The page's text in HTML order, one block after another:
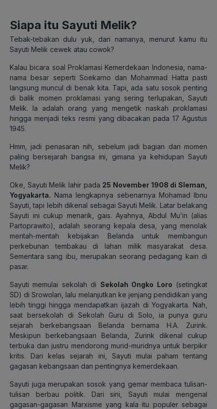
Siapa itu Sayuti Melik?
Tebak-tebakan dulu yuk, dari namanya, menurut kamu itu
Sayuti Melik cewek atau cowok?
Kalau bicara soal Proklamasi Kemerdekaan Indonesia, nama-
nama besar seperti Soekarno dan Mohammad Hatta pasti
langsung muncul di benak kita. Tapi, ada satu sosok penting
di balik momen proklamasi yang sering terlupakan, Sayuti
Melik. Ia adalah orang yang mengetik naskah proklamasi
hingga menjadi teks resmi yang dibacakan pada 17 Agustus
1945.
Hmm, jadi penasaran nih, sebelum jadi bagian dari momen
paling bersejarah bangsa ini, gimana ya kehidupan Sayuti
Melik?
Oke, Sayuti Melik lahir pada 25 November 1908 di Sleman,
Yogyakarta. Nama lengkapnya sebenarnya Mohamad Ibnu
Sayuti, tapi lebih dikenal sebagai Sayuti Melik. Latar belakang
Sayuti ini cukup menarik, gais. Ayahnya, Abdul Mu’in (alias
Partoprawito), adalah seorang kepala desa, yang menolak
mentah-mentah kebijakan Belanda untuk membangun
perkebunan tembakau di lahan milik masyarakat desa.
Sementara sang ibu, merupakan seorang pedagang kain di
pasar.
Sayuti memulai sekolah di Sekolah Ongko Loro (setingkat
SD) di Srowolan, lalu melanjutkan ke jenjang pendidikan yang
lebih tinggi hingga mendapatkan ijazah di Yogyakarta. Nah,
saat bersekolah di Sekolah Guru di Solo, ia punya guru
sejarah berkebangsaan Belanda bernama H.A. Zurink.
Meskipun berkebangsaan Belanda, Zurink dikenal cukup
terbuka dan justru mendorong murid-muridnya untuk berpikir
kritis. Dari kelas sejarah ini, Sayuti mulai paham tentang
gagasan kebangsaan dan pentingnya kemerdekaan.
Sayuti juga merupakan sosok yang gemar membaca tulisan-
tulisan berbau politik. Dari sini, Sayuti mulai mengenal
gagasan-gagasan Marxisme yang kala itu populer sebagai